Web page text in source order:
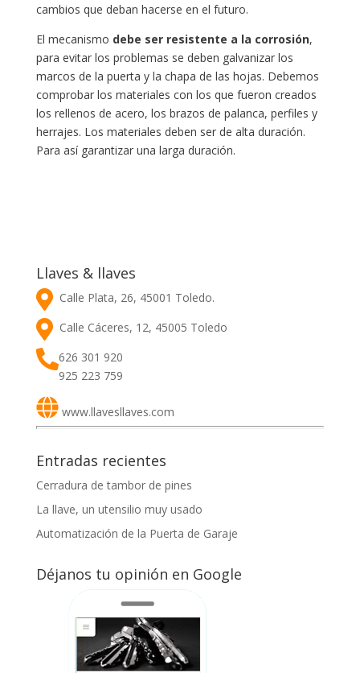
cambios que deban hacerse en el futuro.
El mecanismo debe ser resistente a la corrosión,
para evitar los problemas se deben galvanizar los
marcos de la puerta y la chapa de las hojas. Debemos
comprobar los materiales con los que fueron creados
los rellenos de acero, los brazos de palanca, perfiles y
herrajes. Los materiales deben ser de alta duración.
Para así garantizar una larga duración.
Llaves & llaves
Calle Plata, 26, 45001 Toledo.
Calle Cáceres, 12, 45005 Toledo
626 301 920
925 223 759
www.llavesllaves.com
Entradas recientes
Cerradura de tambor de pines
La llave, un utensilio muy usado
Automatización de la Puerta de Garaje
Déjanos tu opinión en Google